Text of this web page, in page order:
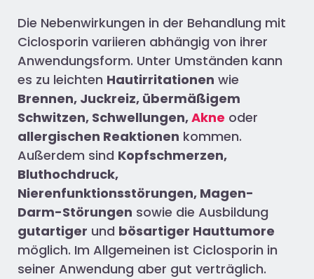
Die Nebenwirkungen in der Behandlung mit
Ciclosporin variieren abhängig von ihrer
Anwendungsform. Unter Umständen kann
es zu leichten Hautirritationen wie
Brennen, Juckreiz, übermäßigem
Schwitzen, Schwellungen,Akne oder
allergischen Reaktionen kommen.
Außerdem sind Kopfschmerzen,
Bluthochdruck,
Nierenfunktionsstörungen, Magen-
Darm-Störungen sowie die Ausbildung
gutartiger und bösartiger Hauttumore
möglich. Im Allgemeinen ist Ciclosporin in
seiner Anwendung aber gut verträglich.